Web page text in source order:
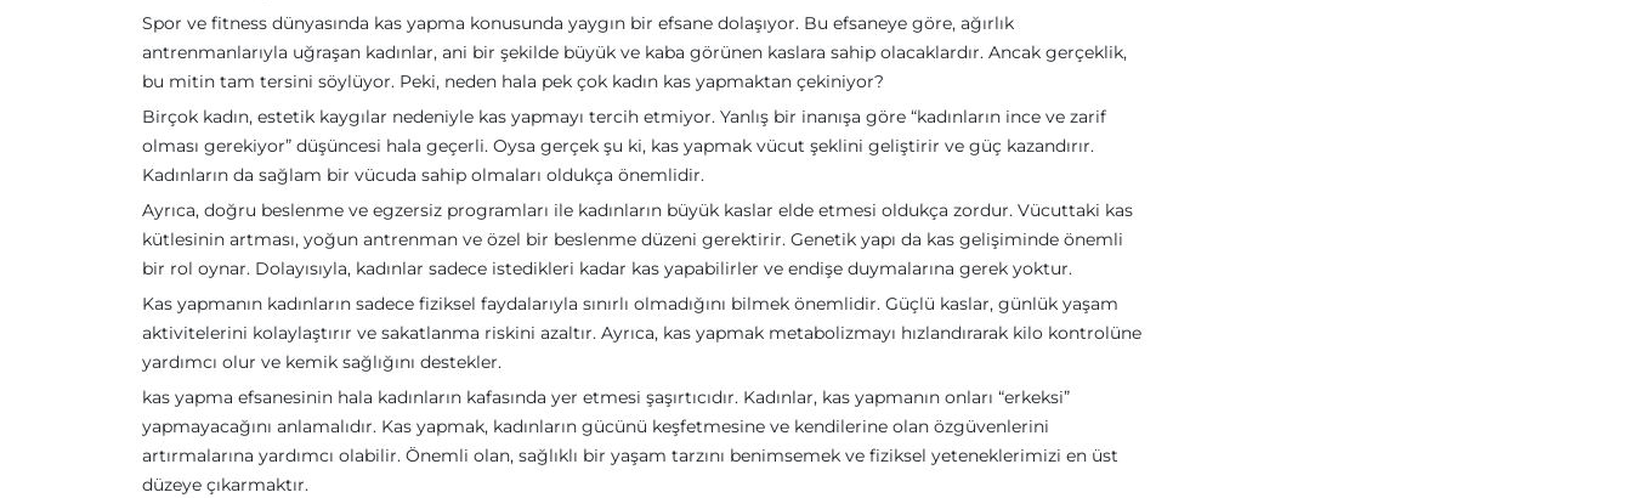
Spor ve fitness dünyasında kas yapma konusunda yaygın bir efsane dolaşıyor. Bu efsaneye göre, ağırlık
antrenmanlarıyla uğraşan kadınlar, ani bir şekilde büyük ve kaba görünen kaslara sahip olacaklardır. Ancak gerçeklik,
bu mitin tam tersini söylüyor. Peki, neden hala pek çok kadın kas yapmaktan çekiniyor?
Birçok kadın, estetik kaygılar nedeniyle kas yapmayı tercih etmiyor. Yanlış bir inanışa göre “kadınların ince ve zarif
olması gerekiyor” düşüncesi hala geçerli. Oysa gerçek şu ki, kas yapmak vücut şeklini geliştirir ve güç kazandırır.
Kadınların da sağlam bir vücuda sahip olmaları oldukça önemlidir.
Ayrıca, doğru beslenme ve egzersiz programları ile kadınların büyük kaslar elde etmesi oldukça zordur. Vücuttaki kas
kütlesinin artması, yoğun antrenman ve özel bir beslenme düzeni gerektirir. Genetik yapı da kas gelişiminde önemli
bir rol oynar. Dolayısıyla, kadınlar sadece istedikleri kadar kas yapabilirler ve endişe duymalarına gerek yoktur.
Kas yapmanın kadınların sadece fiziksel faydalarıyla sınırlı olmadığını bilmek önemlidir. Güçlü kaslar, günlük yaşam
aktivitelerini kolaylaştırır ve sakatlanma riskini azaltır. Ayrıca, kas yapmak metabolizmayı hızlandırarak kilo kontrolüne
yardımcı olur ve kemik sağlığını destekler.
kas yapma efsanesinin hala kadınların kafasında yer etmesi şaşırtıcıdır. Kadınlar, kas yapmanın onları “erkeksi”
yapmayacağını anlamalıdır. Kas yapmak, kadınların gücünü keşfetmesine ve kendilerine olan özgüvenlerini
artırmalarına yardımcı olabilir. Önemli olan, sağlıklı bir yaşam tarzını benimsemek ve fiziksel yeteneklerimizi en üst
düzeye çıkarmaktır.